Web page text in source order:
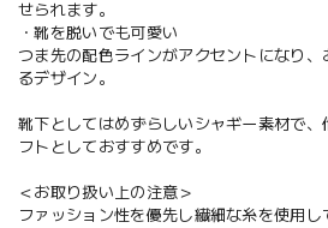
せられます。
・靴を脱いでも可愛い
つま先の配色ラインがアクセントになり
るデザイン。
靴下としてはめずらしいシャギー素材で
フトとしておすすめです。
＜お取り扱い上の注意＞
ファッション性を優先し繊細な糸を使用し